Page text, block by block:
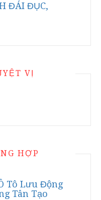
ĐÁI ĐỤC,
VỊ
HỢP
Tô Lưu Động
Tân Tạo